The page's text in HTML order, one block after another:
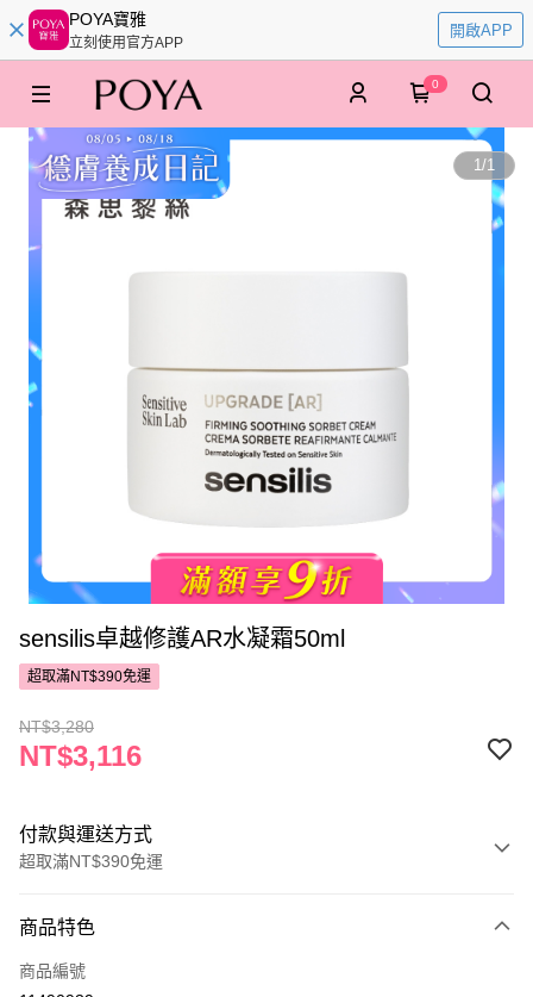
POYA寶雅
立刻使用官方APP
開啟APP
0
1/1
sensilis卓越修護AR水凝霜50ml
超取滿NT$390免運
NT$3,280
NT$3,116
付款與運送方式
超取滿NT$390免運
POYA支付
信用卡一次付款
商品特色
商品編號